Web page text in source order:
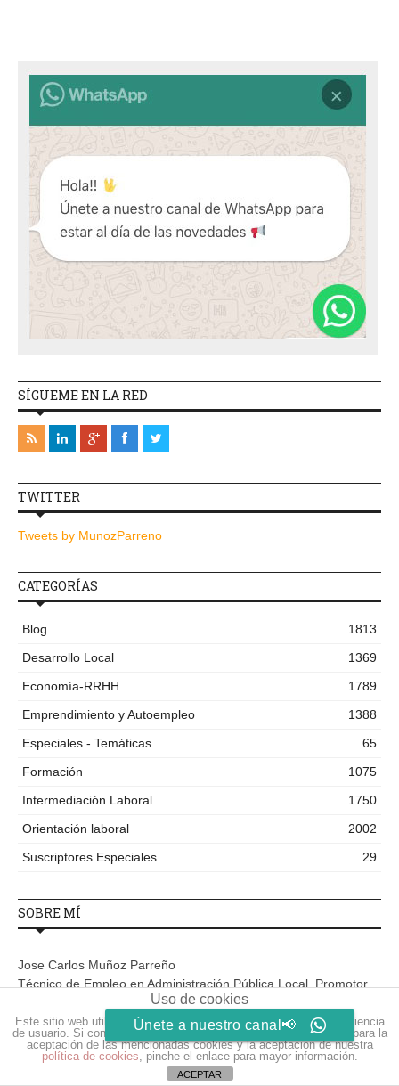
SÍGUEME EN LA RED
TWITTER
Tweets by MunozParreno
CATEGORÍAS
Blog
1813
Desarrollo Local
1369
Economía-RRHH
1789
Emprendimiento y Autoempleo
1388
Especiales - Temáticas
65
Formación
1075
Intermediación Laboral
1750
Orientación laboral
2002
Suscriptores Especiales
29
SOBRE MÍ
Jose Carlos Muñoz Parreño
Técnico de Empleo en Administración Pública Local. Promotor
de Empleo y Orientador Laboral. Asesoramiento
Emprendedores
Uso de cookies
Este sitio web utiliza cookies para que usted tenga la mejor experiencia
de usuario. Si continúa navegando está dando su consentimiento para la
aceptación de las mencionadas cookies y la aceptación de nuestra
política de cookies, pinche el enlace para mayor información.
ACEPTAR
Únete a nuestro canal📢